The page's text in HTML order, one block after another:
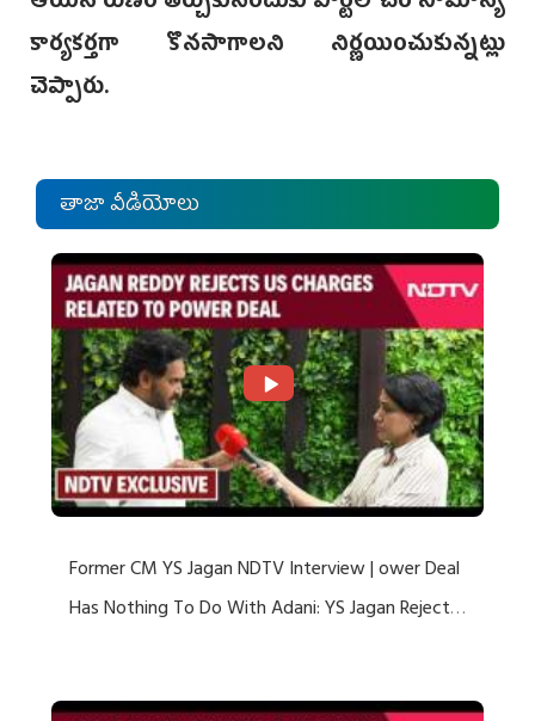
కార్యకర్తగా కొనసాగాలని నిర్ణయించుకున్నట్లు
చెప్పారు.
తాజా వీడియోలు
Former CM YS Jagan NDTV Interview | ower Deal
Has Nothing To Do With Adani: YS Jagan Rejects